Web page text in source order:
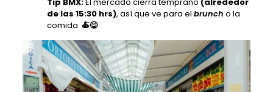
Tip BMX:El mercado cierra temprano (alrededor
de las 15:30 hrs), así que ve para el brunch o la
comida. 🍝😋